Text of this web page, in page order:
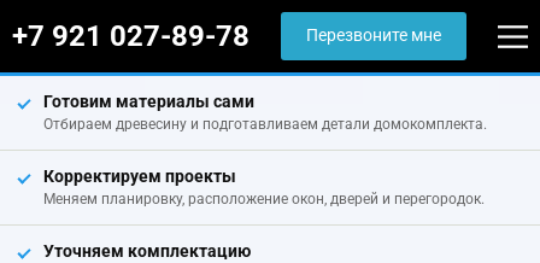
+7 921 027-89-78 Перезвоните мне
Готовим материалы сами
Отбираем древесину и подготавливаем детали домокомплекта.
Корректируем проекты
Меняем планировку, расположение окон, дверей и перегородок.
Уточняем комплектацию